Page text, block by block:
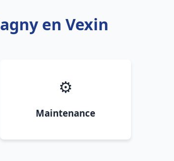
en Vexin
⚙️
Maintenance